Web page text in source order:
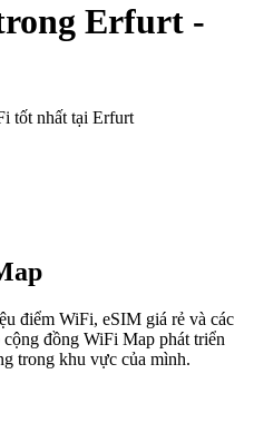
Erfurt -
tốt nhất tại Erfurt
điểm WiFi, eSIM giá rẻ và các
đồng WiFi Map phát triển
trong khu vực của mình.